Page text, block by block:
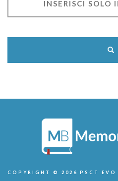
COPYRIGHT © 2026 PSCT